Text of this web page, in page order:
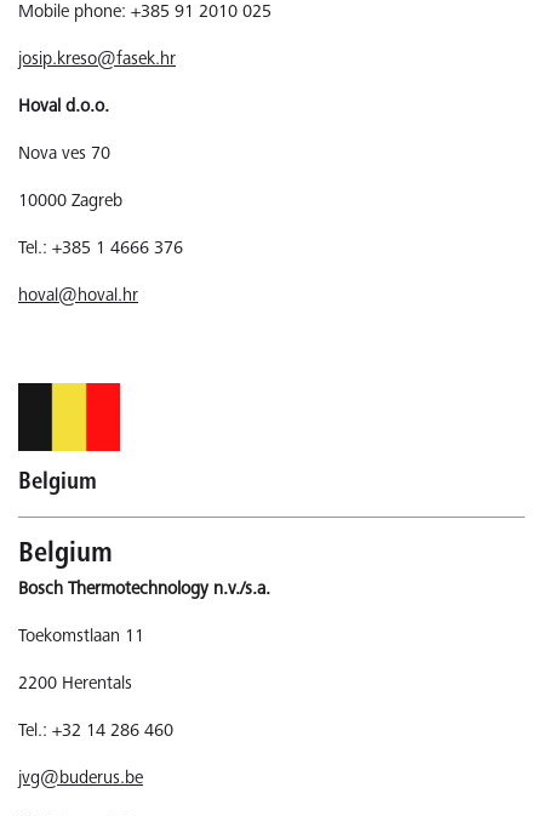
Mobile phone: +385 91 2010 025
josip.kreso@fasek.hr
Hoval d.o.o.
Nova ves 70
10000 Zagreb
Tel.: +385 1 4666 376
hoval@hoval.hr
Belgium
Belgium
Bosch Thermotechnology n.v./s.a.
Toekomstlaan 11
2200 Herentals
Tel.: +32 14 286 460
jvg@buderus.be